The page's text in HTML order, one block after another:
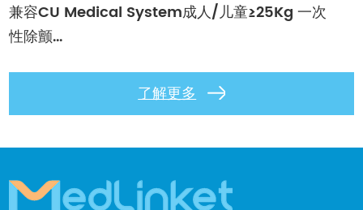
兼容CU Medical System成人/儿童≥25Kg 一次
性除颤...
了解更多